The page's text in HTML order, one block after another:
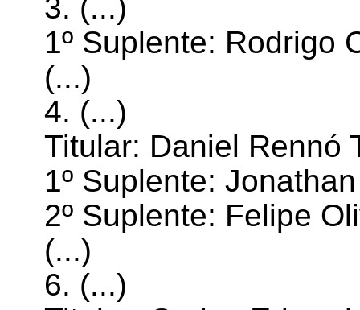
3. (...)
1º Suplente: Rodrigo
(...)
4. (...)
Titular: Daniel Rennó
1º Suplente:
2º Suplente: Felipe
(...)
6. (...)